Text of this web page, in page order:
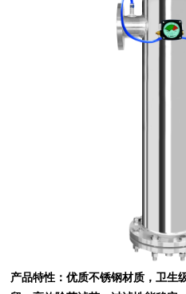
产品特性：优质不锈钢材质，卫生